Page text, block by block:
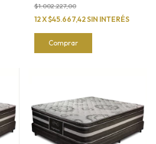
$1.002.227,00
12X$45.667,42SIN INTERÉS
Comprar